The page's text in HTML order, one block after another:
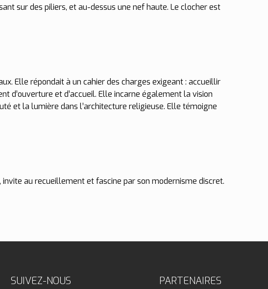
sur des piliers, et au-dessus une nef haute. Le clocher est
Elle répondait à un cahier des charges exigeant : accueillir
d’ouverture et d’accueil. Elle incarne également la vision
et la lumière dans l’architecture religieuse. Elle témoigne
au recueillement et fascine par son modernisme discret.
SUIVEZ-NOUS PARTENAIRES